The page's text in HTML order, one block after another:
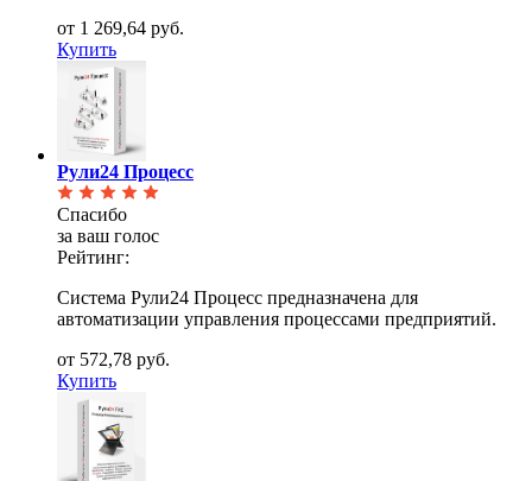
от 1 269,64 руб.
Купить
Рули24 Процесс
Спасибо
за ваш голос
Рейтинг:
Система Рули24 Процесс предназначена для
автоматизации управления процессами предприятий.
от 572,78 руб.
Купить